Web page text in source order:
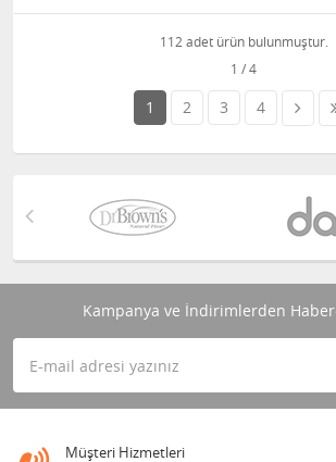
112 adet ürün bulunmuştur.
1 2 3 4
Kampanya ve İndirimlerden
Müşteri Hizmetleri